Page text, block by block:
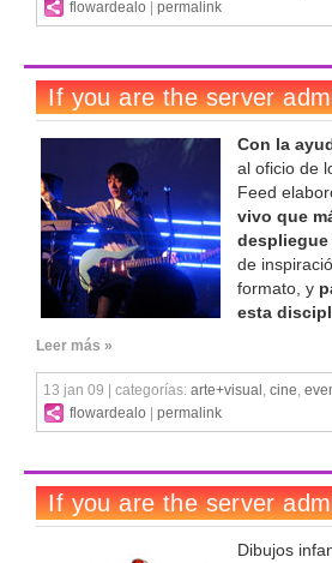
flowardealo
permalink
Con la
al oficio de
Feed
vivo que
despliegue
de
formato, y
esta
Leer más »
13 jan 09 | categorías: arte+visual , cine,
flowardealo
permalink
Dibujos